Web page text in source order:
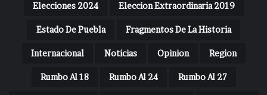
Elecciones 2024 Eleccion Extraordinaria 2019
Estado De Puebla Fragmentos De La Historia
Internacional Noticias Opinion Region
Rumbo Al 18 Rumbo Al 24 Rumbo Al 27